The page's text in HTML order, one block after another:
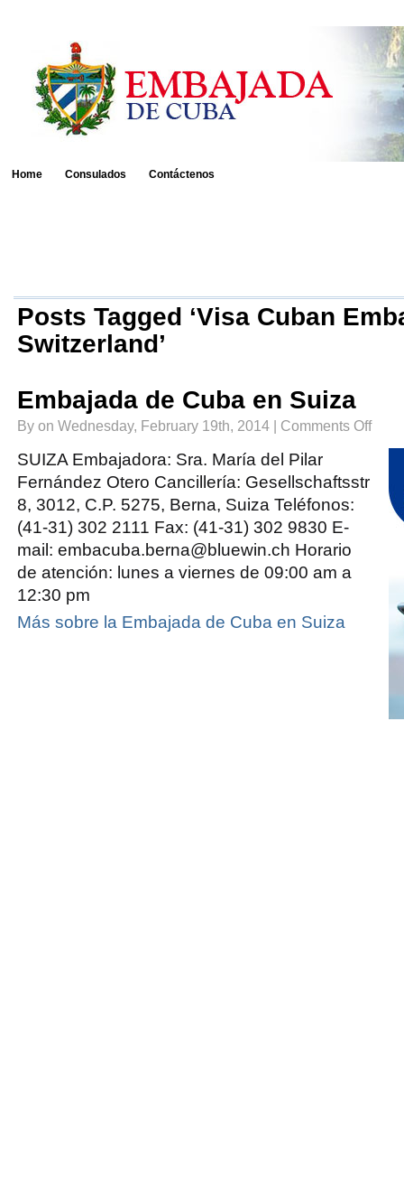
Home Consulados Contáctenos
Posts Tagged ‘Visa Cuban
Switzerland’
Embajada de Cuba en Suiza
By on Wednesday, February 19th, 2014 | Comments Offon
SUIZA Embajadora: Sra. María del Pilar
Fernández Otero Cancillería: Gesellschaftsstr
8, 3012, C.P. 5275, Berna, Suiza Teléfonos:
(41-31) 302 2111 Fax: (41-31) 302 9830 E-
mail: embacuba.berna@bluewin.ch Horario
de atención: lunes a viernes de 09:00 am a
12:30 pm
Más sobre la Embajada de Cuba en Suiza